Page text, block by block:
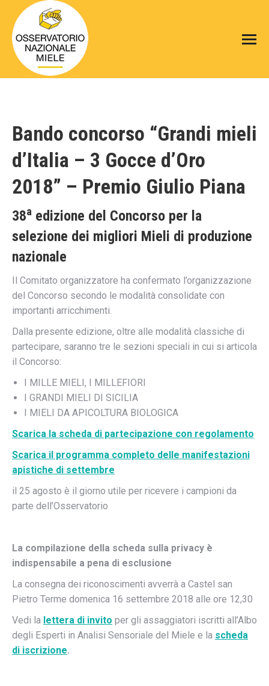
Bando concorso “Grandi mieli
d’Italia – 3 Gocce d’Oro
2018” – Premio Giulio Piana
38a edizione del Concorso per la
selezione dei migliori Mieli di produzione
nazionale
Il Comitato organizzatore ha confermato l’organizzazione
del Concorso secondo le modalità consolidate con
importanti arricchimenti.
Dalla presente edizione, oltre alle modalità classiche di
partecipare, saranno tre le sezioni speciali in cui si articola
il Concorso:
I MILLE MIELI, I MILLEFIORI
I GRANDI MIELI DI SICILIA
I MIELI DA APICOLTURA BIOLOGICA
Scarica la scheda di partecipazione con regolamento
Scarica il programma completo delle manifestazioni
apistiche di settembre
il 25 agosto è il giorno utile per ricevere i campioni da
parte dell’Osservatorio
La compilazione della scheda sulla privacy è
indispensabile a pena di esclusione
La consegna dei riconoscimenti avverrà a Castel san
Pietro Terme domenica 16 settembre 2018 alle ore 12,30
Vedi la lettera di invito per gli assaggiatori iscritti all’Albo
degli Esperti in Analisi Sensoriale del Miele e la scheda
di iscrizione.